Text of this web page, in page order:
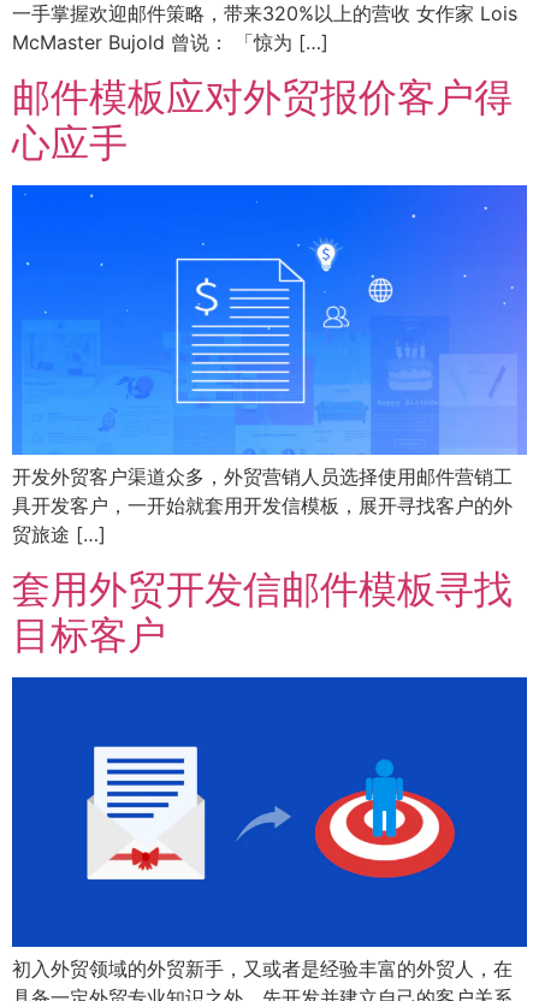
一手掌握欢迎邮件策略，带来320%以上的营收 女作家 Lois
McMaster Bujold 曾说： 「惊为 […]
邮件模板应对外贸报价客户得
心应手
开发外贸客户渠道众多，外贸营销人员选择使用邮件营销工
具开发客户，一开始就套用开发信模板，展开寻找客户的外
贸旅途 […]
套用外贸开发信邮件模板寻找
目标客户
初入外贸领域的外贸新手，又或者是经验丰富的外贸人，在